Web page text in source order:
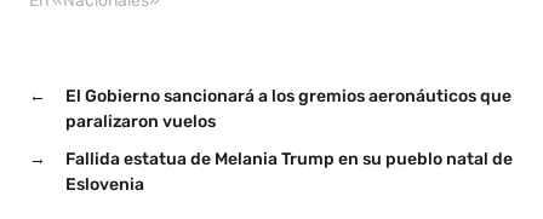
←
El Gobierno sancionará a los gremios aeronáuticos que
paralizaron vuelos
→
Fallida estatua de Melania Trump en su pueblo natal de
Eslovenia